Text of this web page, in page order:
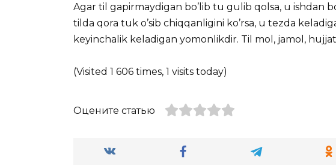
Agar til gapirmaydigan bo’lib tu gulib qolsa, u ishdan
tilda qora tuk o’sib chiqqanligini ko’rsa, u tezda
keyinchalik keladigan yomonlikdir. Til mol, jamol,
(Visited 1 606 times, 1 visits today)
Оцените статью